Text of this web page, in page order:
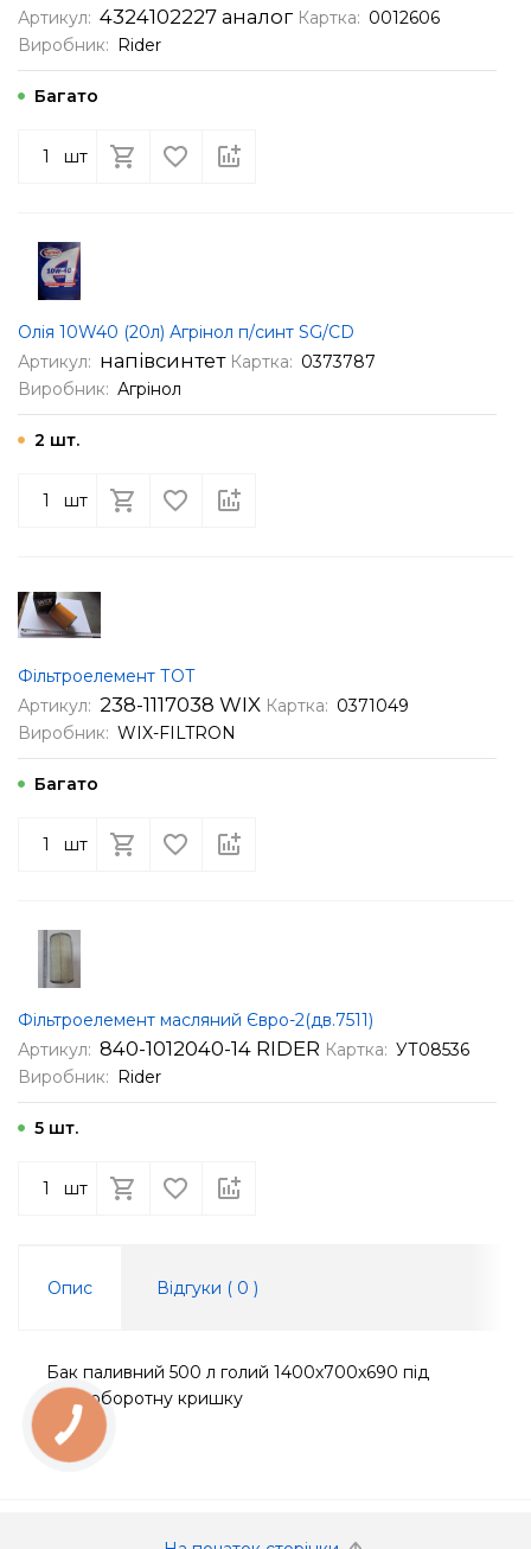
Артикул: 4324102227 аналог Картка: 0012606
Виробник: Rider
Багато
шт
Олія 10W40 (20л) Агрінол п/синт SG/CD
Артикул: напівсинтет Картка: 0373787
Виробник: Агрінол
2 шт.
шт
Фільтроелемент ТОТ
Артикул: 238-1117038 WIX Картка: 0371049
Виробник: WIX-FILTRON
Багато
шт
Фільтроелемент масляний Євро-2(дв.7511)
Артикул: 840-1012040-14 RIDER Картка: УТ08536
Виробник: Rider
5 шт.
шт
Опис Відгуки ( 0 )
Бак паливний 500 л голий 1400х700х690 під
напівоборотну кришку
КНОПКА
ЗВ'ЯЗКУ